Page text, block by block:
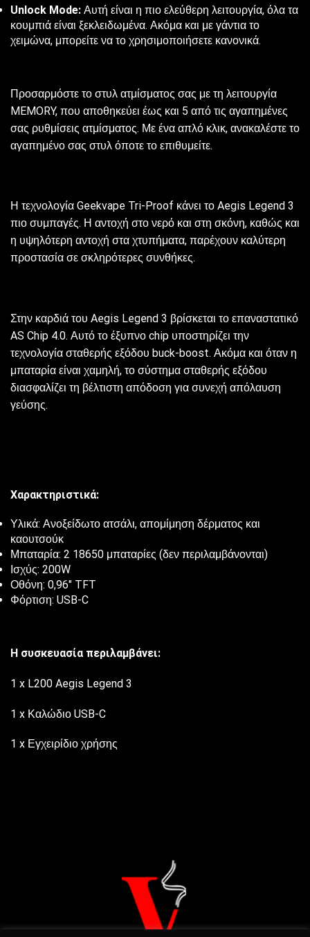
Unlock Mode: Αυτή είναι η πιο ελεύθερη λειτουργία, όλα τα
κουμπιά είναι ξεκλειδωμένα. Ακόμα και με γάντια το
χειμώνα, μπορείτε να το χρησιμοποιήσετε κανονικά.
Προσαρμόστε το στυλ ατμίσματος σας με τη λειτουργία
MEMORY, που αποθηκεύει έως και 5 από τις αγαπημένες
σας ρυθμίσεις ατμίσματος. Με ένα απλό κλικ, ανακαλέστε το
αγαπημένο σας στυλ όποτε το επιθυμείτε.
Η τεχνολογία Geekvape Tri-Proof κάνει το Aegis Legend 3
πιο συμπαγές. Η αντοχή στο νερό και στη σκόνη, καθώς και
η υψηλότερη αντοχή στα χτυπήματα, παρέχουν καλύτερη
προστασία σε σκληρότερες συνθήκες.
Στην καρδιά του Aegis Legend 3 βρίσκεται το επαναστατικό
AS Chip 4.0. Αυτό το έξυπνο chip υποστηρίζει την
τεχνολογία σταθερής εξόδου buck-boost. Ακόμα και όταν η
μπαταρία είναι χαμηλή, το σύστημα σταθερής εξόδου
διασφαλίζει τη βέλτιστη απόδοση για συνεχή απόλαυση
γεύσης.
Χαρακτηριστικά:
Υλικά: Ανοξείδωτο ατσάλι, απομίμηση δέρματος και
καουτσούκ
Μπαταρία: 2 18650 μπαταρίες (δεν περιλαμβάνονται)
Ισχύς: 200W
Οθόνη: 0,96″ TFT
Φόρτιση: USB-C
Η συσκευασία περιλαμβάνει:
1 x L200 Aegis Legend 3
1 x Καλώδιο USB-C
1 x Εγχειρίδιο χρήσης